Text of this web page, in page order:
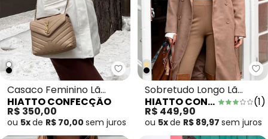
Hiatto Confecção - Casaco
Casaco Feminino Lã
Batida Zíper Off White
HIATTO CONFECÇÃO
R$ 350,00
ou 5xde R$ 70,00 sem juros
Sobretudo Longo Lã
Batida Canelada Ocre
HIATTO CONFECÇÃO (1)
R$ 449,90
ou 5xde R$ 89,97 sem juros